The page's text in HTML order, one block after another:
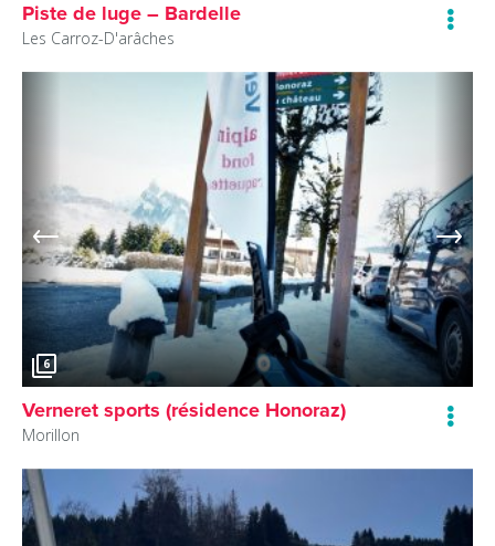
Piste de luge – Bardelle
Les Carroz-D'arâches
6
Verneret sports (résidence Honoraz)
Morillon